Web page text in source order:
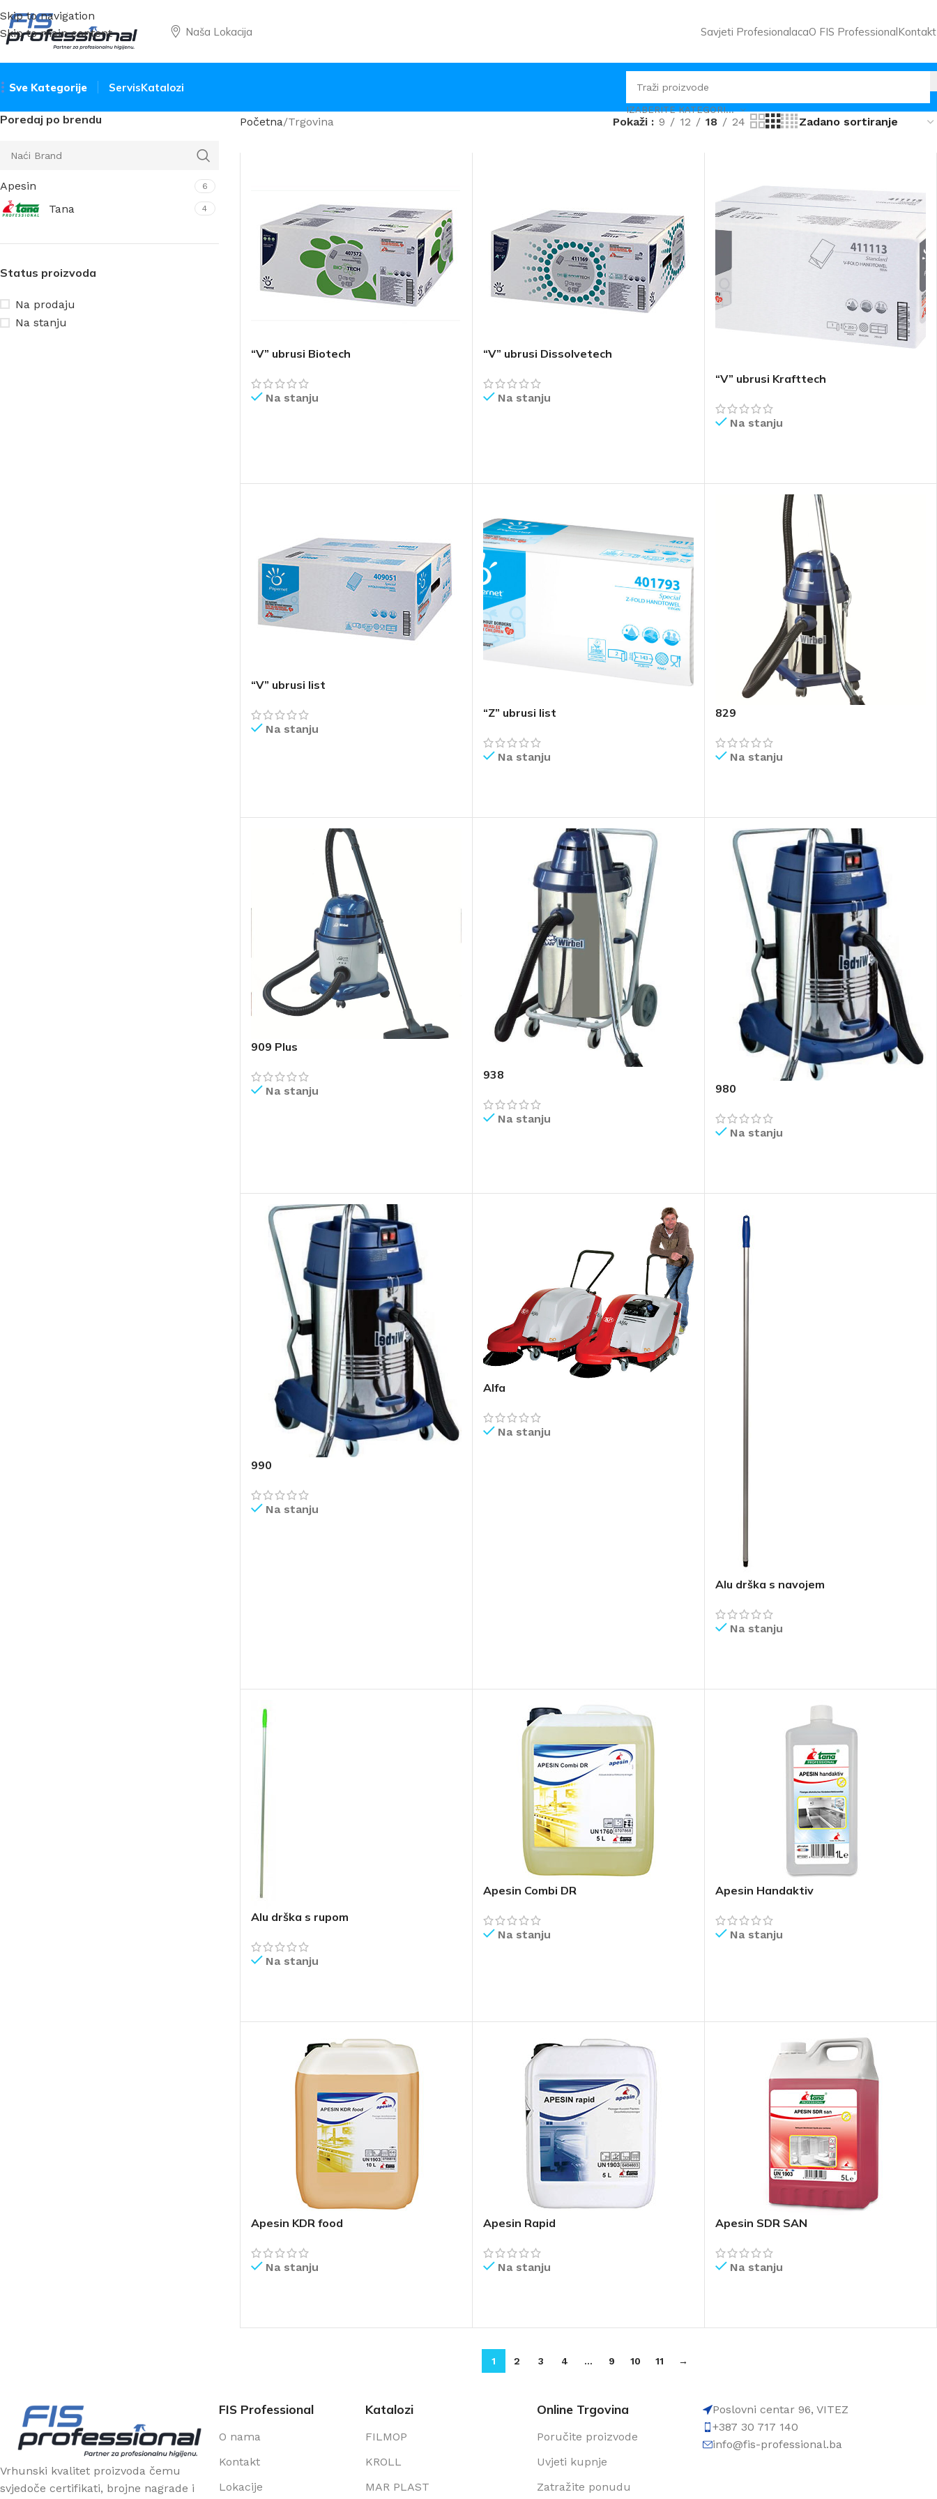
Skip to navigation
Skip to main content
Naša Lokacija Savjeti ProfesionalacaO FIS ProfessionalKontakt
Sve Kategorije
USISAVAČI
ServisKatalozi
IZABERITE KATEGORIJU
Poredaj po brendu
Apesin 6
Tana 4
Status proizvoda
Na prodaju
Na stanju
Početna Trgovina Pokaži 9 12 18 24
“V” ubrusi Biotech
Na stanju
“V” ubrusi Dissolvetech
Na stanju
“V” ubrusi Krafttech
Na stanju
“V” ubrusi list
Na stanju
“Z” ubrusi list
Na stanju
829
Na stanju
909 Plus
Na stanju
938
Na stanju
980
Na stanju
990
Na stanju
Alfa
Na stanju
Alu drška s navojem
Na stanju
Alu drška s rupom
Na stanju
Apesin Combi DR
Na stanju
Apesin Handaktiv
Na stanju
Apesin KDR food
Na stanju
Apesin Rapid
Na stanju
Apesin SDR SAN
Na stanju
1 2 3 4 … 9 10 11 →
Vrhunski kvalitet proizvoda čemu
svjedoče certifikati, brojne nagrade i
FIS Professional
O nama
Kontakt
Lokacije
Katalozi
FILMOP
KROLL
MAR PLAST
Online Trgovina
Poručite proizvode
Uvjeti kupnje
Zatražite ponudu
Poslovni centar 96, VITEZ
+387 30 717 140
info@fis-professional.ba